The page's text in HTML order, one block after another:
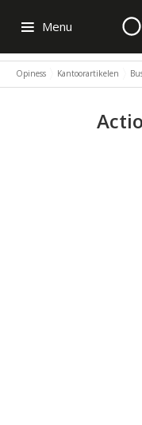
Menu
Opiness Kantoorartikelen